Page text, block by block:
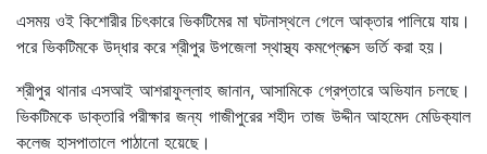
এসময় ওই কিশোরীর চিৎকারে ভিকটিমের মা ঘটনাস্থলে গেলে আক্তার পালিয়ে যায়।
পরে ভিকটিমকে উদ্ধার করে শ্রীপুর উপজেলা স্থাস্থ্য কমপ্লেক্সে ভর্তি করা হয়।
শ্রীপুর থানার এসআই আশরাফুল্লাহ জানান, আসামিকে গ্রেপ্তারে অভিযান চলছে।
ভিকটিমকে ডাক্তারি পরীক্ষার জন্য গাজীপুরের শহীদ তাজ উদ্দীন আহমেদ মেডি‌ক‌্যাল
কলেজ হাসপাতালে পাঠানো হয়েছে।